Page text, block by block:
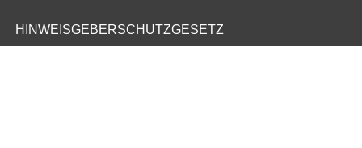
HINWEISGEBERSCHUTZGESETZ